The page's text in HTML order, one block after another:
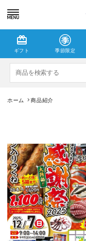
card_giftcard
ギフト 季節限定
季節限定
ホーム 商品紹介